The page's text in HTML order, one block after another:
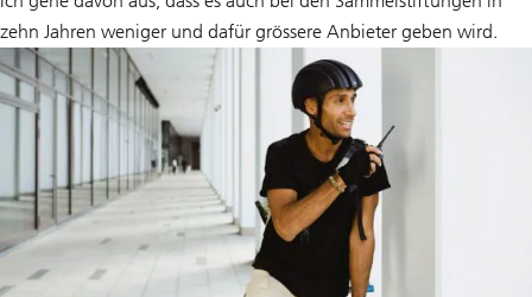
zehn Jahren weniger und dafür grössere Anbieter geben wird.